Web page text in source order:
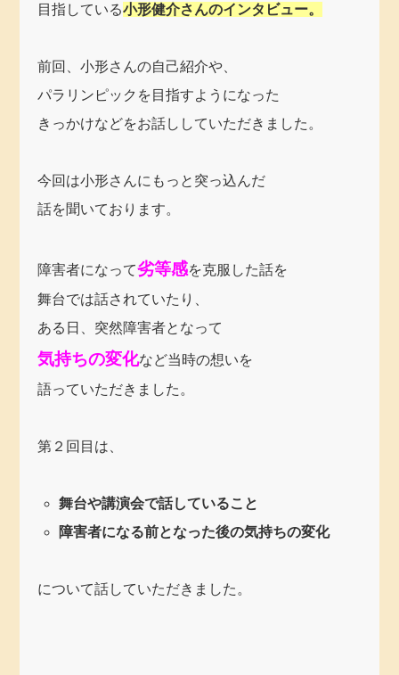
目指している小形健介さんのインタビュー。
前回、小形さんの自己紹介や、
パラリンピックを目指すようになった
きっかけなどをお話ししていただきました。
今回は小形さんにもっと突っ込んだ
話を聞いております。
障害者になって劣等感を克服した話を
舞台では話されていたり、
ある日、突然障害者となって
気持ちの変化など当時の想いを
語っていただきました。
第２回目は、
舞台や講演会で話していること
障害者になる前となった後の気持ちの変化
について話していただきました。